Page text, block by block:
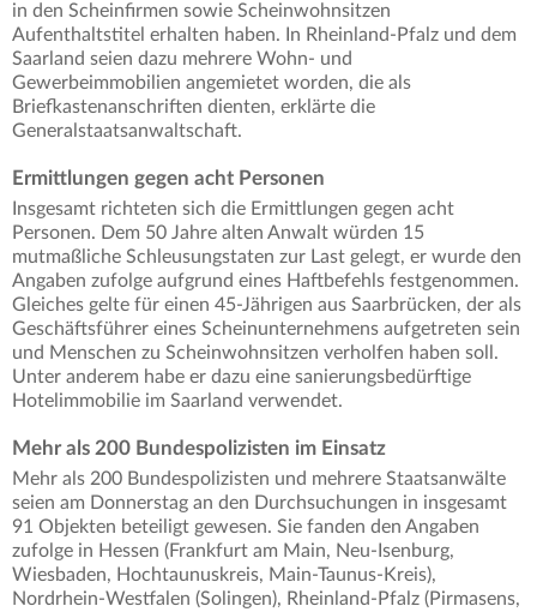
in den Scheinfirmen sowie Scheinwohnsitzen
Aufenthaltstitel erhalten haben. In Rheinland-Pfalz und dem
Saarland seien dazu mehrere Wohn- und
Gewerbeimmobilien angemietet worden, die als
Briefkastenanschriften dienten, erklärte die
Generalstaatsanwaltschaft.
Ermittlungen gegen acht Personen
Insgesamt richteten sich die Ermittlungen gegen acht
Personen. Dem 50 Jahre alten Anwalt würden 15
mutmaßliche Schleusungstaten zur Last gelegt, er wurde den
Angaben zufolge aufgrund eines Haftbefehls festgenommen.
Gleiches gelte für einen 45-Jährigen aus Saarbrücken, der als
Geschäftsführer eines Scheinunternehmens aufgetreten sein
und Menschen zu Scheinwohnsitzen verholfen haben soll.
Unter anderem habe er dazu eine sanierungsbedürftige
Hotelimmobilie im Saarland verwendet.
Mehr als 200 Bundespolizisten im Einsatz
Mehr als 200 Bundespolizisten und mehrere Staatsanwälte
seien am Donnerstag an den Durchsuchungen in insgesamt
91 Objekten beteiligt gewesen. Sie fanden den Angaben
zufolge in Hessen (Frankfurt am Main, Neu-Isenburg,
Wiesbaden, Hochtaunuskreis, Main-Taunus-Kreis),
Nordrhein-Westfalen (Solingen), Rheinland-Pfalz (Pirmasens,